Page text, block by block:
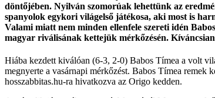
döntőjében. Nyilván szomorúak lehettünk az
spanyolok egykori világelső játékosa, aki most is
Valami miatt nem minden ellenfele szereti idén
magyar riválisának kettejük mérkőzésén.
Hiába kezdett kiválóan (6-3, 2-0) Babos Tímea a volt
megnyerte a vasárnapi mérkőzést. Babos Tímea remek
hosszabbitas.hu-ra hivatkozva az Origo kedden.